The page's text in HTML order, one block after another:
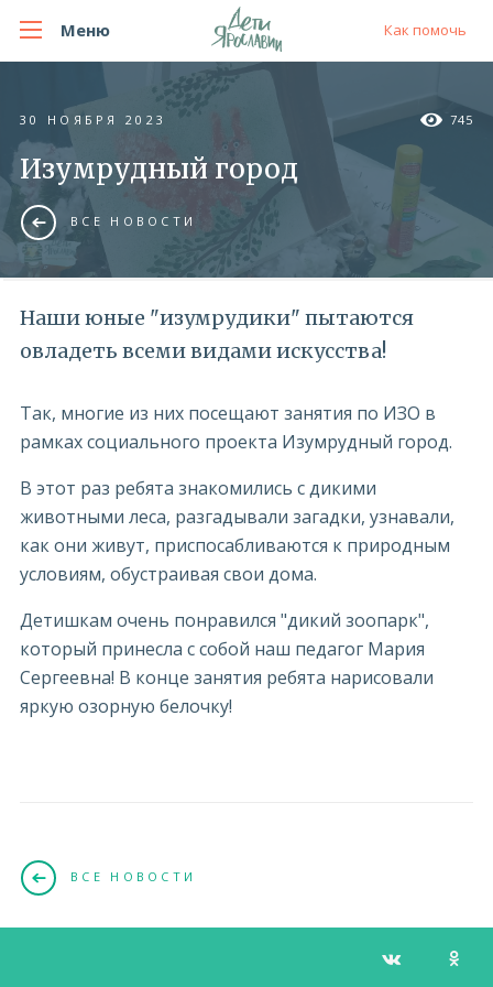
Меню Как помочь
30 НОЯБРЯ 2023 745
Изумрудный город
ВСЕ НОВОСТИ
Наши юные "изумрудики" пытаются
овладеть всеми видами искусства!
Так, многие из них посещают занятия по ИЗО в
рамках социального проекта Изумрудный город.
В этот раз ребята знакомились с дикими
животными леса, разгадывали загадки, узнавали,
как они живут, приспосабливаются к природным
условиям, обустраивая свои дома.
Детишкам очень понравился "дикий зоопарк",
который принесла с собой наш педагог Мария
Сергеевна! В конце занятия ребята нарисовали
яркую озорную белочку!
ВСЕ НОВОСТИ